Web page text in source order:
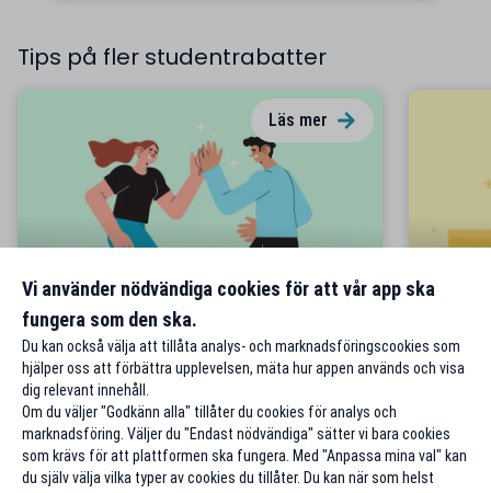
Tips på fler studentrabatter
Rabatt på rabatt
Läs mer
Vi använder nödvändiga cookies för att vår app ska
fungera som den ska.
Du kan också välja att tillåta analys- och marknadsföringscookies som
hjälper oss att förbättra upplevelsen, mäta hur appen används och visa
dig relevant innehåll.
Om du väljer "Godkänn alla" tillåter du cookies för analys och
marknadsföring. Väljer du "Endast nödvändiga" sätter vi bara cookies
som krävs för att plattformen ska fungera. Med "Anpassa mina val" kan
du själv välja vilka typer av cookies du tillåter. Du kan när som helst